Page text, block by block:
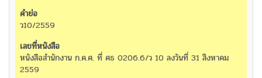
ว10/2559
หนังสือสำนักงาน ก.ค.ศ. ที่ ศธ 0206.6/ว 10 ลงวันที่ 31 สิงหาคม
2559